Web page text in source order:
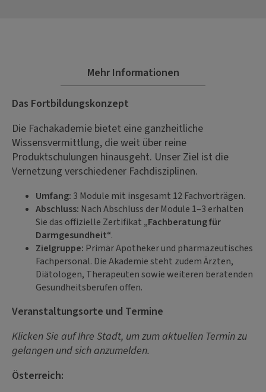
Mehr Informationen
Das Fortbildungskonzept
Die Fachakademie bietet eine ganzheitliche
Wissensvermittlung, die weit über reine
Produktschulungen hinausgeht. Unser Ziel ist die
Vernetzung verschiedener Fachdisziplinen.
Umfang: 3 Module mit insgesamt 12 Fachvorträgen.
Abschluss: Nach Abschluss der Module 1–3 erhalten
Sie das offizielle Zertifikat „Fachberatung für
Darmgesundheit“.
Zielgruppe: Primär Apotheker und pharmazeutisches
Fachpersonal. Die Akademie steht zudem Ärzten,
Diätologen, Therapeuten sowie weiteren beratenden
Gesundheitsberufen offen.
Veranstaltungsorte und Termine
Klicken Sie auf Ihre Stadt, um zum aktuellen Termin zu
gelangen und sich anzumelden.
Österreich: